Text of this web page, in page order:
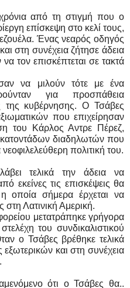
από τη στιγμή που ο
επίσκεψη στο κελί τους,
Ένας νεαρός οδηγός
στη συνέχεια ζήτησε άδεια
τον επισκέπτεται σε τακτά
να μιλούν τότε με ένα
για προσπάθεια
της κυβέρνησης. Ο Τσάβες
που επιχείρησαν
του Κάρλος Αντρε Πέρεζ,
διαδηλωτών που
πολιτική του.
τελικά την άδεια να
εκείνες τις επισκέψεις θα
οποία σήμερα έρχεται να
στη Λατινική Αμερική.
μετατράπηκε γρήγορα
του συνδικαλιστικού
ο Τσάβες βρέθηκε τελικά
και στη συνέχεια
ότι ο Τσάβες θα..